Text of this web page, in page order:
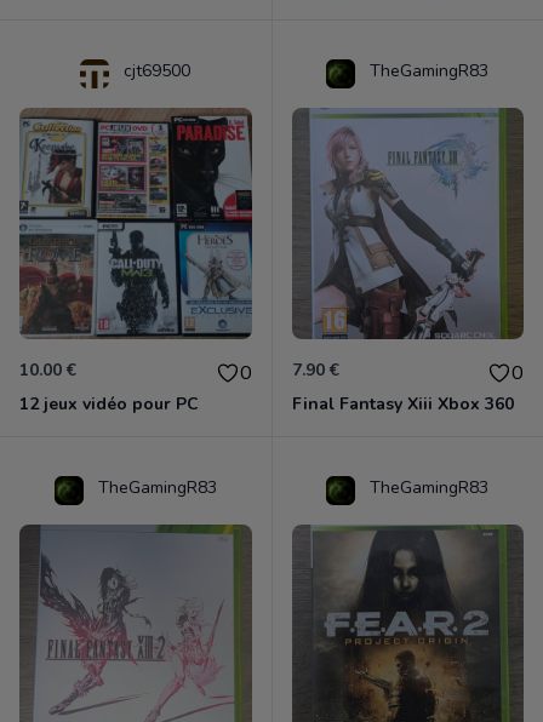
cjt69500
10.00 € 0
12 jeux vidéo pour PC
TheGamingR83
7.90 € 0
Final Fantasy Xiii Xbox 360
TheGamingR83 TheGamingR83